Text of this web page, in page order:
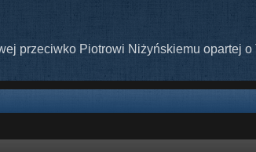
przeciwko Piotrowi Niżyńskiemu opartej